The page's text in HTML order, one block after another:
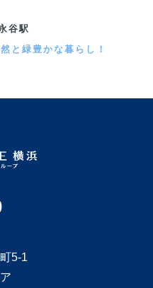
谷駅
と緑豊かな暮らし！
5-1